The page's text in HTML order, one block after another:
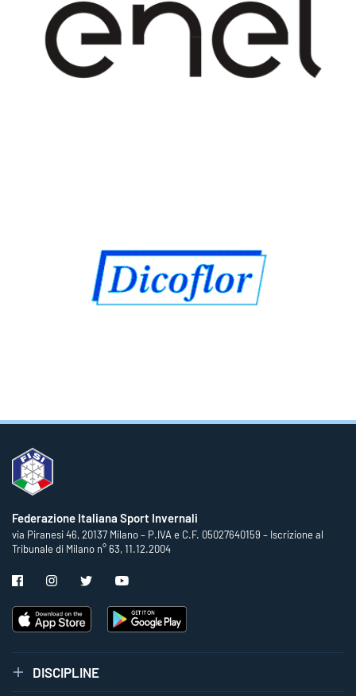
Federazione Italiana Sport Invernali
via Piranesi 46, 20137 Milano – P.IVA e C.F. 05027640159 – Iscrizione al
Tribunale di Milano n° 63, 11.12.2004
DISCIPLINE